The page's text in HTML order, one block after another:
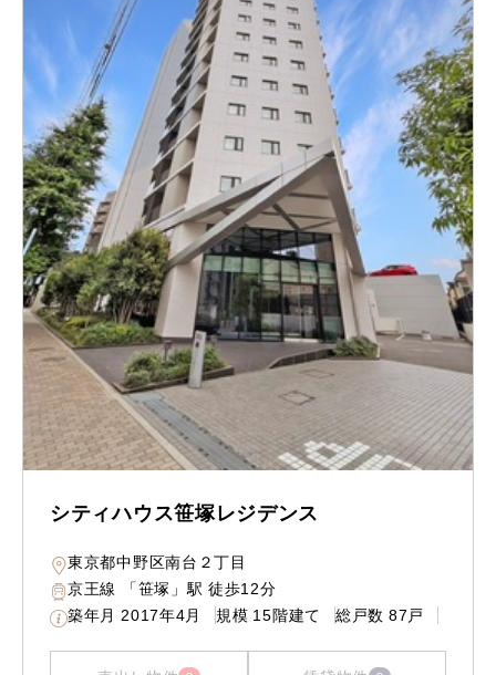
シティハウス笹塚レジデンス
東京都中野区南台２丁目
京王線 「笹塚」駅 徒歩12分
築年月 2017年4月 規模 15階建て 総戸数 87戸